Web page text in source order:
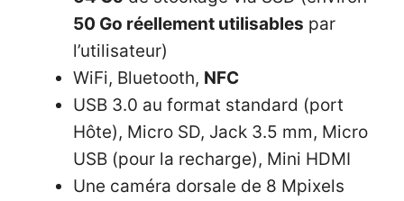
50 Go réellement utilisables par
l’utilisateur)
WiFi, Bluetooth, NFC
USB 3.0 au format standard (port
Hôte), Micro SD, Jack 3.5 mm, Micro
USB (pour la recharge), Mini HDMI
Une caméra dorsale de 8 Mpixels